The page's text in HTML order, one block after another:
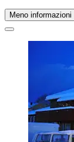
Meno informazioni